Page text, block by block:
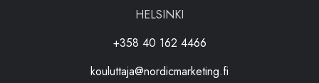
HELSINKI
+358 40 162 4466
kouluttaja@nordicmarketing.fi